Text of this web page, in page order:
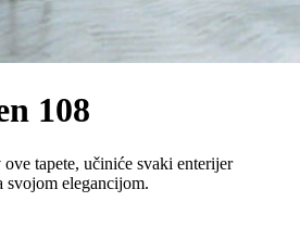
108
tapete, učiniće svaki enterijer
svojom elegancijom.